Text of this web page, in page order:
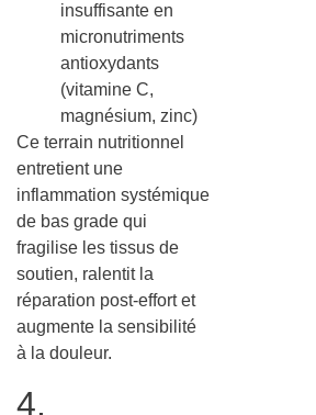
insuffisante en
micronutriments
antioxydants
(vitamine C,
magnésium, zinc)
Ce terrain nutritionnel
entretient une
inflammation systémique
de bas grade qui
fragilise les tissus de
soutien, ralentit la
réparation post-effort et
augmente la sensibilité
à la douleur.
4.